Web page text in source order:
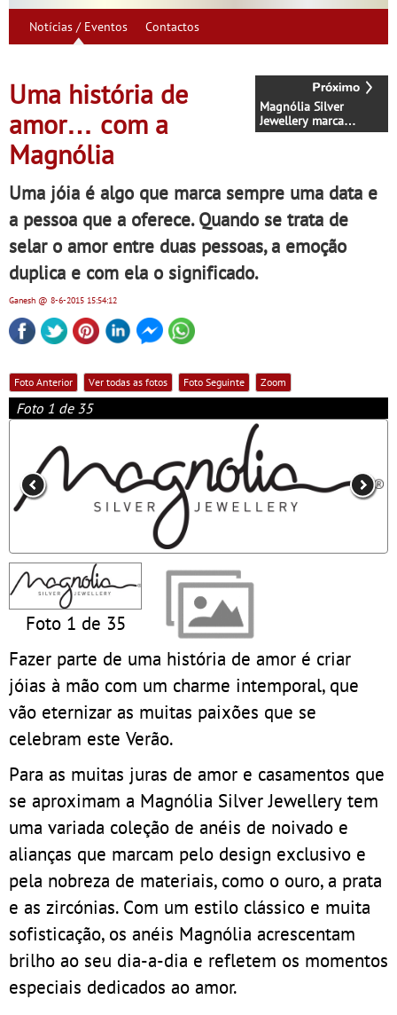
Notícias / Eventos Contactos
Magnólia Silver
Jewellery marca
presença na
Uma história de
amor… com a
Magnólia
Uma jóia é algo que marca sempre uma data e
a pessoa que a oferece. Quando se trata de
selar o amor entre duas pessoas, a emoção
duplica e com ela o significado.
Ganesh @ 8-6-2015 15:54:12
Foto Anterior Ver todas as fotos Foto Seguinte Zoom
Foto 1 de 35
Foto 1 de 35
Fazer parte de uma história de amor é criar
jóias à mão com um charme intemporal, que
vão eternizar as muitas paixões que se
celebram este Verão.
Para as muitas juras de amor e casamentos que
se aproximam a Magnólia Silver Jewellery tem
uma variada coleção de anéis de noivado e
alianças que marcam pelo design exclusivo e
pela nobreza de materiais, como o ouro, a prata
e as zircónias. Com um estilo clássico e muita
sofisticação, os anéis Magnólia acrescentam
brilho ao seu dia-a-dia e refletem os momentos
especiais dedicados ao amor.